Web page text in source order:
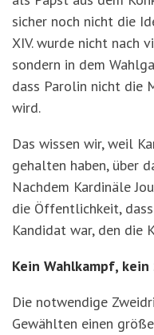
sicher noch nicht die
XIV. wurde nicht nach
sondern in dem
dass Parolin nicht die
wird.
Das wissen wir, weil
gehalten haben, über
Nachdem Kardinäle
die Öffentlichkeit,
Kandidat war, den die
Kein Wahlkampf, kein
Die notwendige
Gewählten einen